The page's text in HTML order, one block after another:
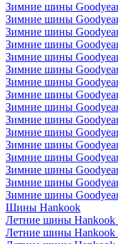
Зимние шины
Зимние шины
Зимние шины
Зимние шины
Зимние шины
Зимние шины
Зимние шины
Зимние шины
Зимние шины
Зимние шины
Зимние шины
Зимние шины
Зимние шины
Зимние шины
Зимние шины
Зимние шины
Шины Hankook
Летние шины Hankook
Летние шины Hankook